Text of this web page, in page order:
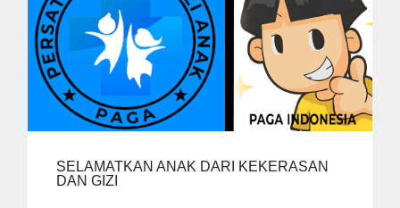
SELAMATKAN ANAK DARI KEKERASAN
DAN GIZI